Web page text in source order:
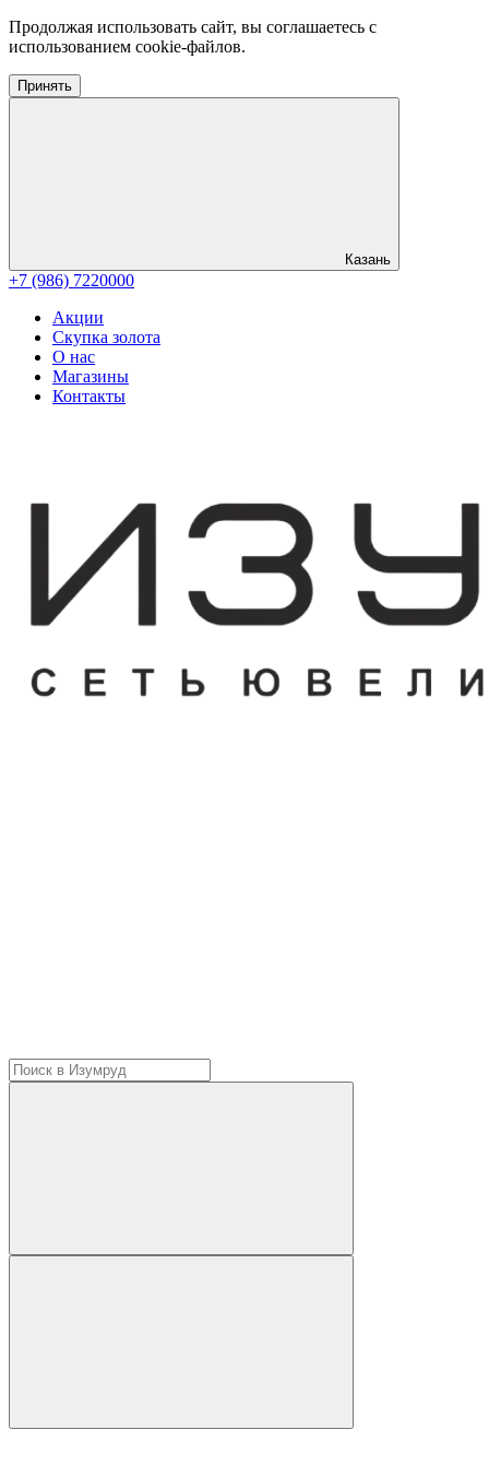
Продолжая использовать сайт, вы соглашаетесь с
использованием cookie-файлов.
Принять
Казань
+7 (986) 7220000
Акции
Скупка золота
О нас
Магазины
Контакты